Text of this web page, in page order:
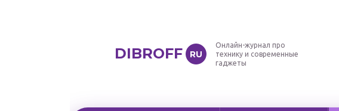
DIBROFF RU
Онлайн-журнал про
технику и современные
гаджеты